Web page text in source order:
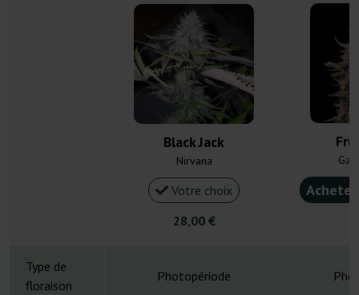
Black Jack
Nirvana
Votre choix
28,00 €
Type de
floraison
Photopériode